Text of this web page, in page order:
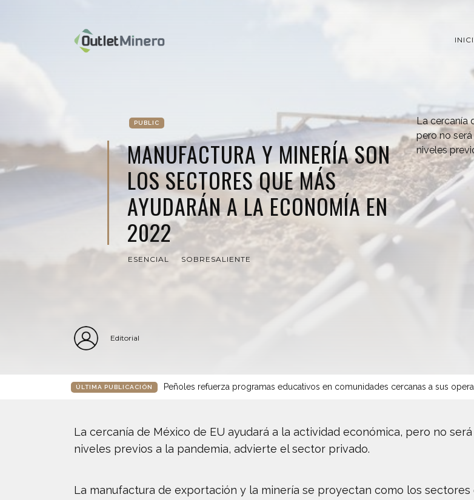
PUBLIC
MANUFACTURA Y MINERÍA SON
LOS SECTORES QUE MÁS
AYUDARÁN A LA ECONOMÍA EN
2022
ESENCIAL SOBRESALIENTE
La cercanía
pero no
niveles
Editorial
ÚLTIMA PUBLICACIÓN Peñoles refuerza programas educativos en comunidades cercanas a sus
La cercanía de México de EU ayudará a la actividad económica, pero no
niveles previos a la pandemia, advierte el sector privado.
La manufactura de exportación y la minería se proyectan como los